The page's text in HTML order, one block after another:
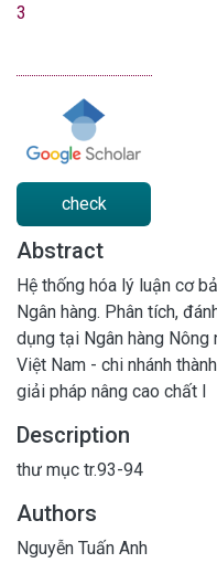
3
check
Abstract
Hệ thống hóa lý luận cơ
Ngân hàng. Phân tích,
dụng tại Ngân hàng Nông
Việt Nam - chi nhánh
giải pháp nâng cao chất l
Description
thư mục tr.93-94
Authors
Nguyễn Tuấn Anh